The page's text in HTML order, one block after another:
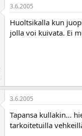
3.6.2005
Huoltsikalla kun
jolla voi kuivata. Ei
3.6.2005
Tapansa kullakin...
tarkoitetuilla